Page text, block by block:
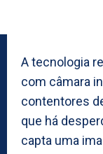
A tecnologia
com câmara
contentores
que há
capta uma